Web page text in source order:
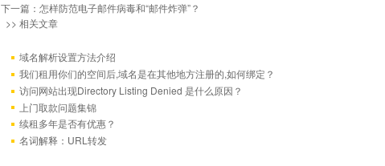
下一篇： 怎样防范电子邮件病毒和“邮件炸弹”？
>> 相关文章
域名解析设置方法介绍
我们租用你们的空间后,域名是在其他地方注册的,如何绑定？
访问网站出现Directory Listing Denied 是什么原因？
上门取款问题集锦
续租多年是否有优惠？
名词解释：URL转发